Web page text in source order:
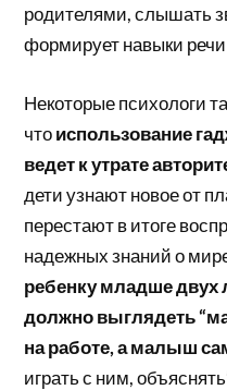
родителями, слышать
формирует навыки
Некоторые психологи
чтоиспользование
ведет к утрате
дети узнают новое от
перестают в итоге
надежных знаний о
ребенку младше двух
должно выглядеть
на работе, а малыш
играть с ним,